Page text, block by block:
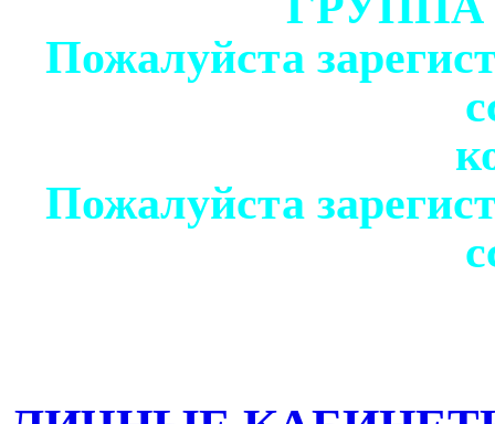
Пожалуйста
Пожалуйста